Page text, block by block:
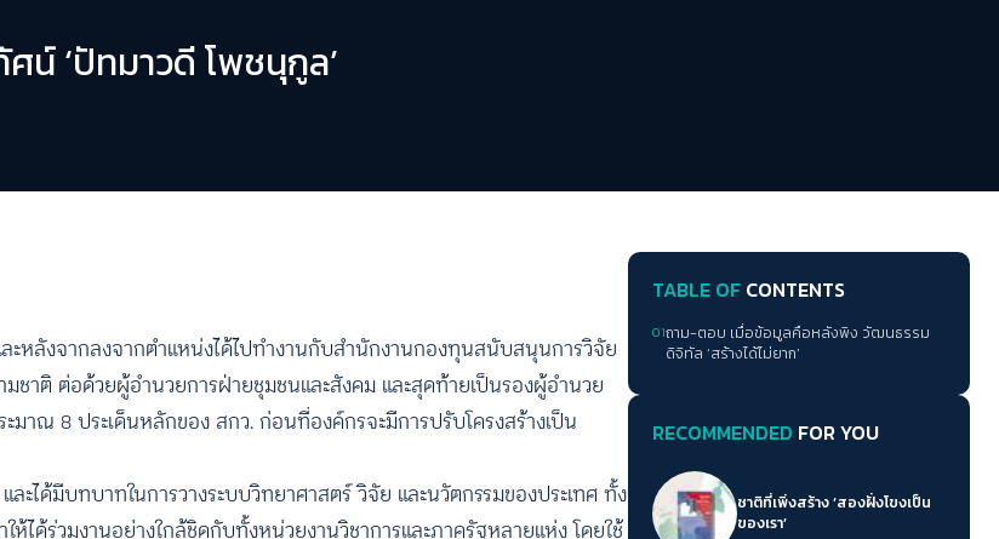
น์ ‘ปัทมาวดี โพชนุกูล’
หลังจากลงจากตำแหน่งได้ไปทำงานกับสำนักงานกองทุนสนับสนุนการวิจัย
ชาติ ต่อด้วยผู้อำนวยการฝ่ายชุมชนและสังคม และสุดท้ายเป็นรองผู้อำนวย
าณ 8 ประเด็นหลักของ สกว. ก่อนที่องค์กรจะมีการปรับโครงสร้างเป็น
ะได้มีบทบาทในการวางระบบวิทยาศาสตร์ วิจัย และนวัตกรรมของประเทศ ทั้ง
ได้ร่วมงานอย่างใกล้ชิดกับทั้งหน่วยงานวิชาการและภาครัฐหลายแห่ง โดยใช้
TABLE OF CONTENTS
01ถาม-ตอบ เมื่อข้อมูลคือหลังพิง วัฒนธรรม
ดิจิทัล ‘สร้างได้ไม่ยาก’
RECOMMENDED FOR YOU
ชาติที่เพิ่งสร้าง ‘สองฝั่งโขงเป็น
ของเรา’